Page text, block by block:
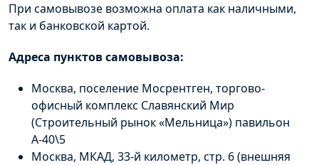
При самовывозе возможна оплата как наличными,
так и банковской картой.
Адреса пунктов самовывоза:
Москва, поселение Мосрентген, торгово-
офисный комплекс Славянский Мир
(Строительный рынок «Мельница») павильон
А-40\5
Москва, МКАД, 33-й километр, стр. 6 (внешняя